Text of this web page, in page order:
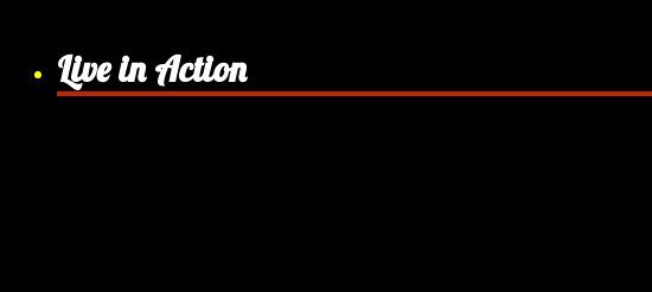
Live in Action